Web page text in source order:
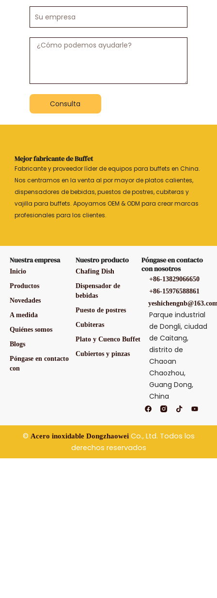
empresa
Mensaje
Consulta
Mejor fabricante de Buffet
Fabricante y proveedor líder de equipos para buffets en China.
Nos centramos en la venta al por mayor de platos calientes,
dispensadores de bebidas, puestos de postres, cubiteras y
vajilla para buffets. Apoyamos OEM & ODM para crear marcas
profesionales para los clientes.
Nuestra empresa
Inicio
Productos
Novedades
A medida
Quiénes somos
Blogs
Póngase en contacto
con
Nuestro producto
Chafing Dish
Dispensador de
bebidas
Puesto de postres
Cubiteras
Plato y Cuenco Buffet
Cubiertos y pinzas
Póngase en contacto
con nosotros
+86-13829066650
+86-15976588861
Parque industrial
de Dongli, ciudad
de Caitang,
distrito de
Chaoan
Chaozhou,
Guang Dong,
China
F
a
e
b
o
T
i
t
k
Y
o
t
b
© Acero inoxidable DongzhaoweiCo., Ltd. Todos los
derechos reservados